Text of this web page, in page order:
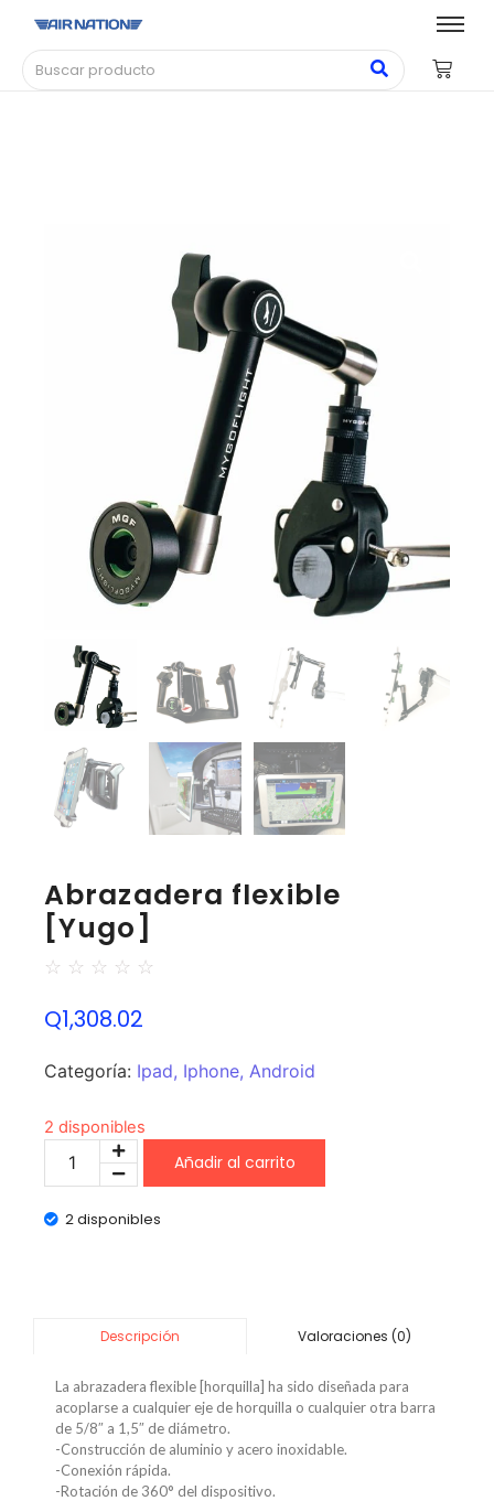
Abrazadera flexible
[Yugo]
☆ ☆ ☆ ☆ ☆
Q1,308.02
Categoría: Ipad, Iphone, Android
2 disponibles
Añadir al carrito
2 disponibles
Descripción Valoraciones (0)
La abrazadera flexible [horquilla] ha sido diseñada para
acoplarse a cualquier eje de horquilla o cualquier otra barra
de 5/8″ a 1,5″ de diámetro.
-Construcción de aluminio y acero inoxidable.
-Conexión rápida.
-Rotación de 360° del dispositivo.